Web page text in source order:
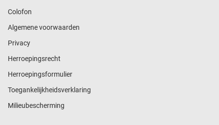
Colofon
Algemene voorwaarden
Privacy
Herroepingsrecht
Herroepingsformulier
Toegankelijkheidsverklaring
Milieubescherming